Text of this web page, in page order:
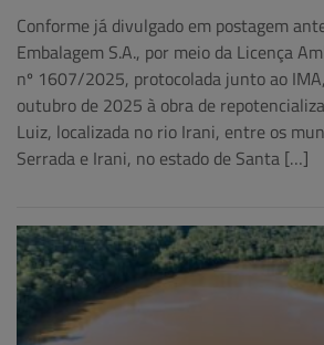
Conforme já divulgado em postagem
Embalagem S.A., por meio da Licença
nº 1607/2025, protocolada junto ao
outubro de 2025 à obra de
Luiz, localizada no rio Irani, entre os
Serrada e Irani, no estado de Santa […]